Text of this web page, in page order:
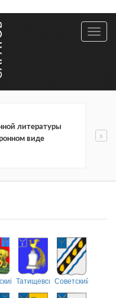
литературы
виде
ТатищевскийСоветский